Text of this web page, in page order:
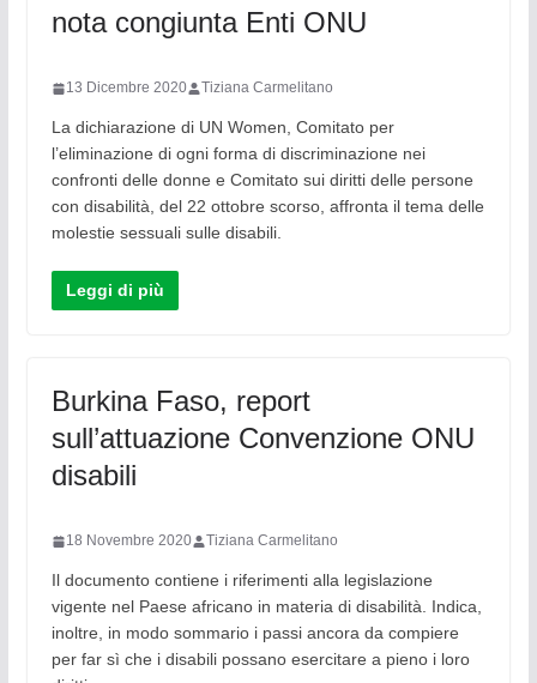
nota congiunta Enti ONU
13 Dicembre 2020 Tiziana Carmelitano
La dichiarazione di UN Women, Comitato per
l’eliminazione di ogni forma di discriminazione nei
confronti delle donne e Comitato sui diritti delle persone
con disabilità, del 22 ottobre scorso, affronta il tema delle
molestie sessuali sulle disabili.
Leggi di più
Burkina Faso, report
sull’attuazione Convenzione ONU
disabili
18 Novembre 2020 Tiziana Carmelitano
Il documento contiene i riferimenti alla legislazione
vigente nel Paese africano in materia di disabilità. Indica,
inoltre, in modo sommario i passi ancora da compiere
per far sì che i disabili possano esercitare a pieno i loro